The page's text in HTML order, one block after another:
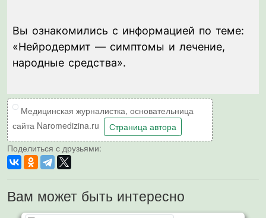
Вы ознакомились с информацией по теме:
«Нейродермит — симптомы и лечение,
народные средства».
Медицинская журналистка, основательница
сайта Naromedizina.ru
Страница автора
Поделиться с друзьями:
Вам может быть интересно